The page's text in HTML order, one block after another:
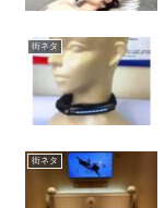
街ネタ
街ネタ